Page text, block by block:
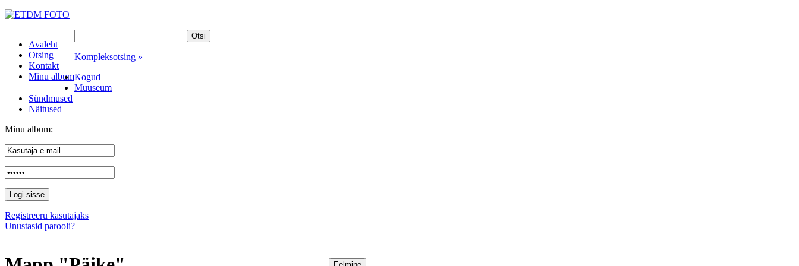
Avaleht
Otsing
Kontakt
Minu album
Kompleksotsing »
Kogud
Muuseum
Sündmused
Näitused
Minu album:
Registreeru kasutajaks
Unustasid parooli?